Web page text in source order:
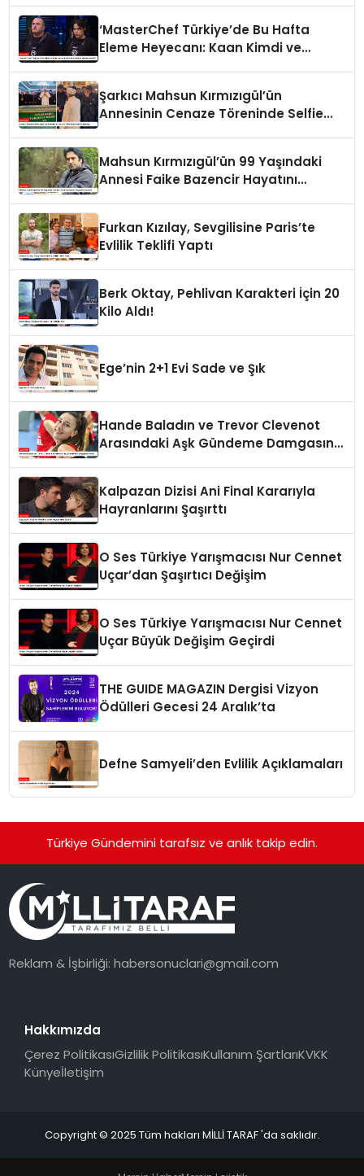
‘MasterChef Türkiye’de Bu Hafta
Eleme Heyecanı: Kaan Kimdi ve
Şarkıcı Mahsun Kırmızıgül’ün
Annesinin Cenaze Töreninde Selfie
Mahsun Kırmızıgül’ün 99 Yaşındaki
Annesi Faike Bazencir Hayatını
Furkan Kızılay, Sevgilisine Paris’te
Evlilik Teklifi Yaptı
Berk Oktay, Pehlivan Karakteri İçin 20
Kilo Aldı!
Ege’nin 2+1 Evi Sade ve Şık
Hande Baladın ve Trevor Clevenot
Arasındaki Aşk Gündeme Damgasını
Kalpazan Dizisi Ani Final Kararıyla
Hayranlarını Şaşırttı
O Ses Türkiye Yarışmacısı Nur Cennet
Uçar’dan Şaşırtıcı Değişim
O Ses Türkiye Yarışmacısı Nur Cennet
Uçar Büyük Değişim Geçirdi
THE GUIDE MAGAZIN Dergisi Vizyon
Ödülleri Gecesi 24 Aralık’ta
Defne Samyeli’den Evlilik Açıklamaları
Türkiye Gündemini tarafsız ve anlık takip edin.
Reklam & İşbirliği:habersonuclari@gmail.com
Hakkımızda
Çerez PolitikasıGizlilik PolitikasıKullanım ŞartlarıKVKK
Künyeİletişim
Copyright © 2025 Tüm hakları MİLLİ TARAF 'da saklıdır.